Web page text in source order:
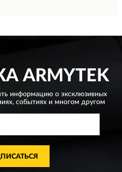
ARMYTEK
информацию о эксклюзивных
событиях и многом другом